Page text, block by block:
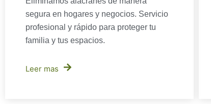
segura en hogares y negocios. Servicio
profesional y rápido para proteger tu
familia y tus espacios.
Leer mas